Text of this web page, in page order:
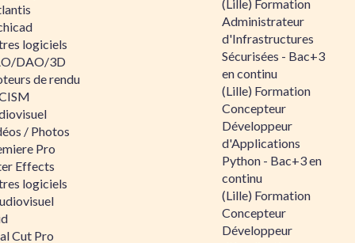
logiciels
DAO/3D
de rendu
/ Photos
Pro
Effects
logiciels
Cut Pro
(Lille) Formation
Administrateur
d'Infrastructures
Sécurisées - Bac+3
en continu
(Lille) Formation
Concepteur
Développeur
d'Applications
Python - Bac+3 en
continu
(Lille) Formation
Concepteur
Développeur